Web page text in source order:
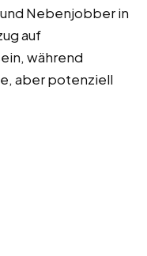
Nebenjobber in
auf
während
aber potenziell